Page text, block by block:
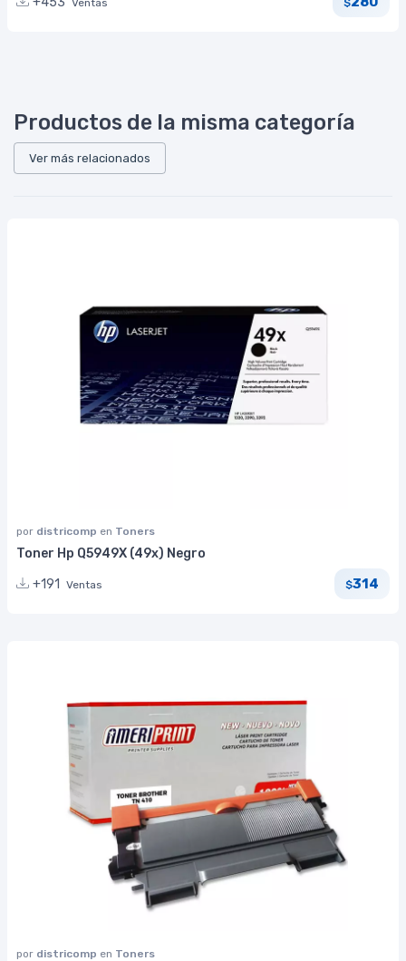
$
Productos de la misma categoría
Ver más relacionados
por districomp en Toners
Toner Hp Q5949X (49x) Negro
+191
Ventas $314
por districomp en Toners